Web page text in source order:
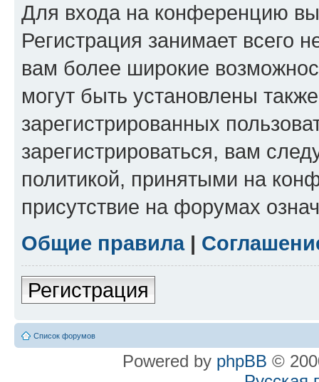
Для входа на конференцию
Регистрация занимает всего
вам более широкие
могут быть установлены
зарегистрированных
зарегистрироваться, вам
политикой, принятыми на
присутствие на форумах
Общие правила|
Регистрация
Список форумов
Powered by phpBB ©